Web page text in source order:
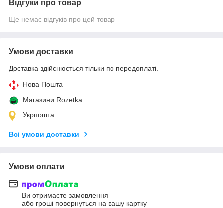
Відгуки про товар
Ще немає відгуків про цей товар
Умови доставки
Доставка здійснюється тільки по передоплаті.
Нова Пошта
Магазини Rozetka
Укрпошта
Всі умови доставки
Умови оплати
Ви отримаєте замовлення
або гроші повернуться на вашу картку